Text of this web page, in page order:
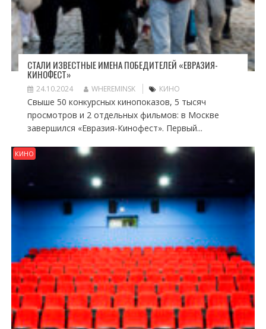
СТАЛИ ИЗВЕСТНЫЕ ИМЕНА ПОБЕДИТЕЛЕЙ «ЕВРАЗИЯ-
КИНОФЕСТ»
24.10.2024 WHEREMINSK КИНО
Свыше 50 конкурсных кинопоказов, 5 тысяч
просмотров и 2 отдельных фильмов: в Москве
завершился «Евразия-Кинофест». Первый...
КИНО